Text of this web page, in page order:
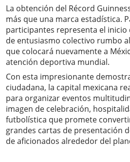
La obtención del Récord
más que una marca estadística.
participantes representa el inicio
de entusiasmo colectivo rumbo
que colocará nuevamente a
atención deportiva mundial.
Con esta impresionante
ciudadana, la capital mexicana
para organizar eventos
imagen de celebración,
futbolística que promete
grandes cartas de presentación
de aficionados alrededor del